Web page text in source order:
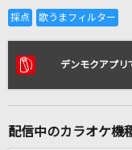
リアルタ
デンモクアプリ
配信中のカラオケ機